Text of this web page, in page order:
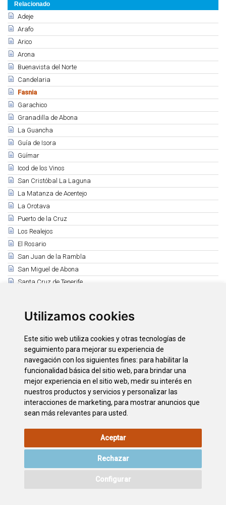
Utilizamos cookies
Este sitio web utiliza cookies y otras tecnologías de
seguimiento para mejorar su experiencia de
navegación con los siguientes fines: para habilitar la
funcionalidad básica del sitio web, para brindar una
mejor experiencia en el sitio web, medir su interés en
nuestros productos y servicios y personalizar las
interacciones de marketing, para mostrar anuncios que
sean más relevantes para usted
Aceptar
Rechazar
Configurar
Relacionado
Adeje
Arafo
Arico
Arona
Buenavista del Norte
Candelaria
Fasnia
Garachico
Granadilla de Abona
La Guancha
Guía de Isora
Güímar
Icod de los Vinos
San Cristóbal La Laguna
La Matanza de Acentejo
La Orotava
Puerto de la Cruz
Los Realejos
El Rosario
San Juan de la Rambla
San Miguel de Abona
Santa Cruz de Tenerife
El Sauzal
Tacoronte
El Tanque
Tegueste
La Victoria de Acentejo
Vilaflor
COOKIES
PRIVACIDAD
ACCESIBILIDAD CONTACTO
. Todos los derechos reservados.